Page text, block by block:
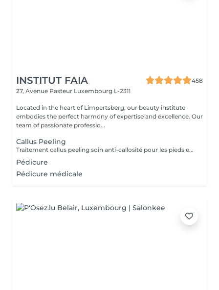
INSTITUT FAIA
458
27, Avenue Pasteur Luxembourg L-2311
Located in the heart of Limpertsberg, our beauty institute
embodies the perfect harmony of expertise and excellence. Our
team of passionate professio...
Callus Peeling
Traitement callus peeling soin anti-callosité pour les pieds en seulement 15 minutes CALLUSPEELING permet d'éliminer facilement, sans lames ni cutters, les callosités et les fissures, donnant aux pieds une incroyable douceur et une sensation infinie de légèreté.
Pédicure
Pédicure médicale